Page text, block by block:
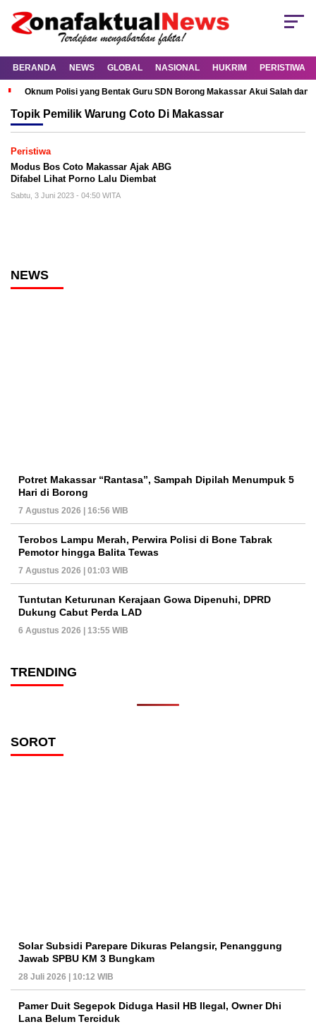
BERANDA NEWS GLOBAL NASIONAL HUKRIM PERISTIWA
Oknum Polisi yang Bentak Guru SDN Borong Makassar Akui Salah dan
Topik Pemilik Warung Coto Di Makassar
Peristiwa
Modus Bos Coto Makassar Ajak ABG
Difabel Lihat Porno Lalu Diembat
Sabtu, 3 Juni 2023 - 04:50 WITA
NEWS
Potret Makassar “Rantasa”, Sampah Dipilah Menumpuk 5
Hari di Borong
7 Agustus 2026 | 16:56 WIB
Terobos Lampu Merah, Perwira Polisi di Bone Tabrak
Pemotor hingga Balita Tewas
7 Agustus 2026 | 01:03 WIB
Tuntutan Keturunan Kerajaan Gowa Dipenuhi, DPRD
Dukung Cabut Perda LAD
6 Agustus 2026 | 13:55 WIB
TRENDING
SOROT
Solar Subsidi Parepare Dikuras Pelangsir, Penanggung
Jawab SPBU KM 3 Bungkam
28 Juli 2026 | 10:12 WIB
Pamer Duit Segepok Diduga Hasil HB Ilegal, Owner Dhi
Lana Belum Terciduk